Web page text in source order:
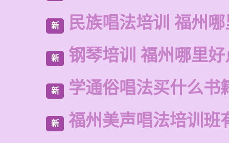
新 民族唱法培训 福州
新 钢琴培训 福州哪里
新 学通俗唱法买什么书
新 福州美声唱法培训班